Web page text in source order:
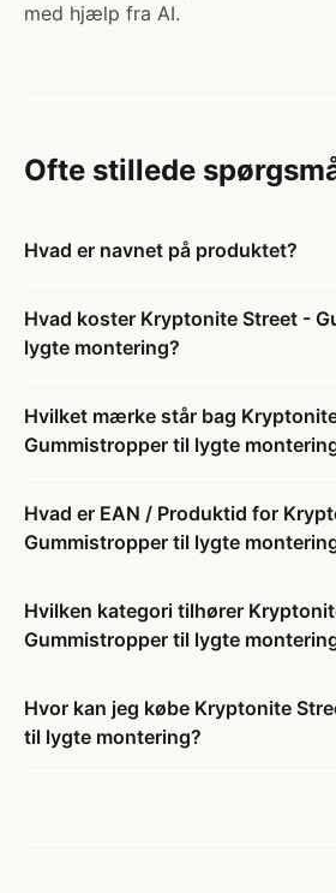
med hjælp fra AI.
Ofte stillede
Hvad er navnet på produktet?
Hvad koster Kryptonite Street -
lygte montering?
Hvilket mærke står bag
Gummistropper til lygte
Hvad er EAN / Produktid for
Gummistropper til lygte
Hvilken kategori tilhører
Gummistropper til lygte
Hvor kan jeg købe Kryptonite
til lygte montering?